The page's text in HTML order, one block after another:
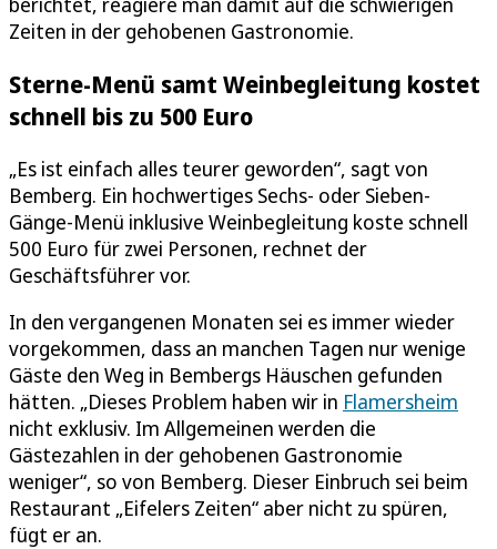
Zeiten in der gehobenen Gastronomie.
Sterne-Menü samt Weinbegleitung kostet
schnell bis zu 500 Euro
„Es ist einfach alles teurer geworden“, sagt von
Bemberg. Ein hochwertiges Sechs- oder Sieben-
Gänge-Menü inklusive Weinbegleitung koste schnell
500 Euro für zwei Personen, rechnet der
Geschäftsführer vor.
In den vergangenen Monaten sei es immer wieder
vorgekommen, dass an manchen Tagen nur wenige
Gäste den Weg in Bembergs Häuschen gefunden
hätten. „Dieses Problem haben wir in Flamersheim
nicht exklusiv. Im Allgemeinen werden die
Gästezahlen in der gehobenen Gastronomie
weniger“, so von Bemberg. Dieser Einbruch sei beim
Restaurant „Eifelers Zeiten“ aber nicht zu spüren,
fügt er an.